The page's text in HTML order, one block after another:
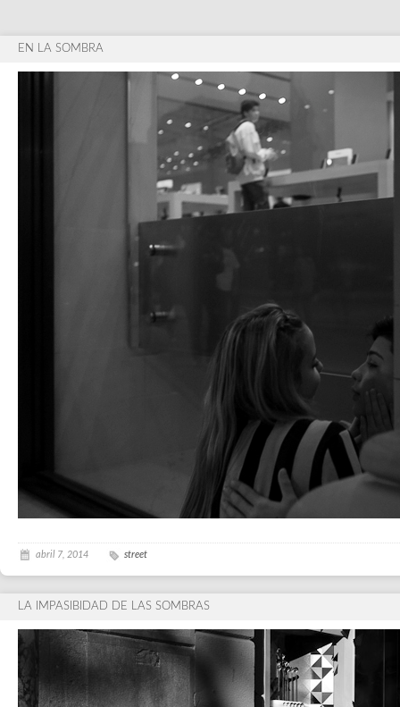
EN LA SOMBRA
abril 7, 2014 street
LA IMPASIBIDAD DE LAS SOMBRAS